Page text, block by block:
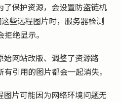
了保护资源，会设置防盗链机
些远程图片时，服务器检测
绝显示。
始网站改版、调整了资源路
引用的图片都会一起消失。
图片可能因为网络环境问题无